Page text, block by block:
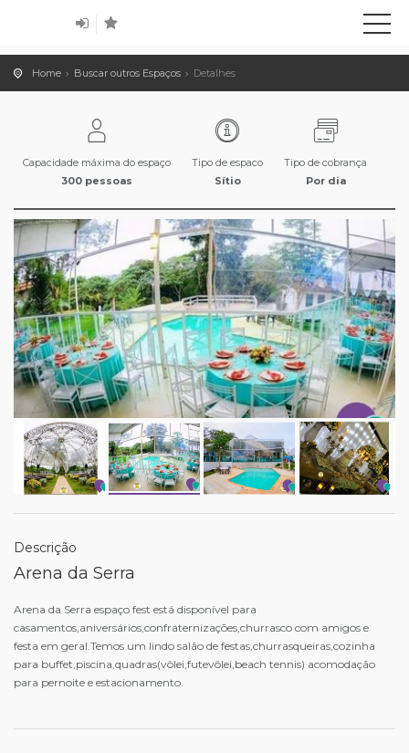
Home Buscar outros Espaços Detalhes
Capacidade máxima do espaço
300 pessoas
Tipo de espaco
Sítio
Tipo de cobrança
Por dia
Descrição
Arena da Serra
Arena da Serra espaço fest está disponível para
casamentos,aniversários,confraternizações,churrasco com amigos e
festa em geral.Temos um lindo salão de festas,churrasqueiras,cozinha
para buffet,piscina,quadras(vôlei,futevôlei,beach tennis) acomodação
para pernoite e estacionamento.